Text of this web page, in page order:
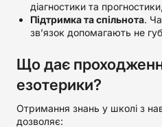
діагностики та
Підтримка та спільнота.
зв’язок допомагають не
Що дає
езотерики?
Отримання знань у школі з
дозволяє: